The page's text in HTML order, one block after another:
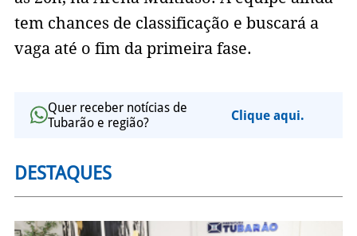
tem chances de classificação e buscará a
vaga até o fim da primeira fase.
Quer receber notícias de
Tubarão e região?
Clique aqui.
DESTAQUES